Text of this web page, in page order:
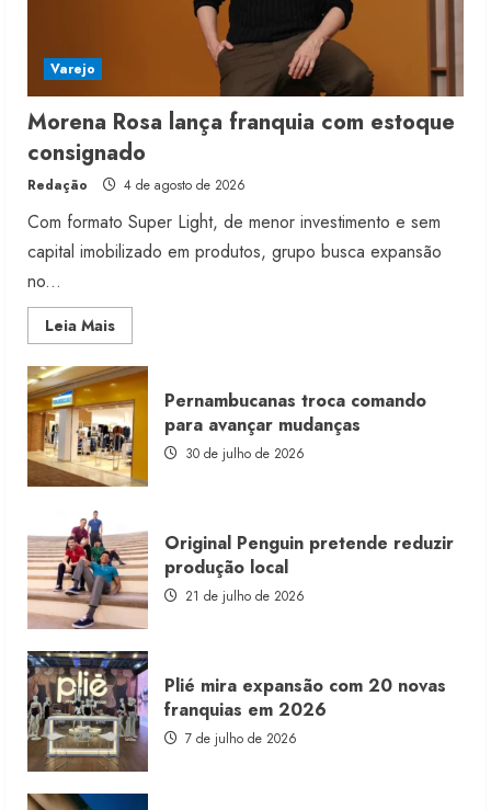
Varejo
Morena Rosa lança franquia com estoque
consignado
Redação 4 de agosto de 2026
Com formato Super Light, de menor investimento e sem
capital imobilizado em produtos, grupo busca expansão
no...
Leia MaisRead
more
Morena
Rosa
lança
franquia
com
estoque
consignado
Pernambucanas troca comando
para avançar mudanças
30 de julho de 2026
Original Penguin pretende reduzir
produção local
21 de julho de 2026
Plié mira expansão com 20 novas
franquias em 2026
7 de julho de 2026